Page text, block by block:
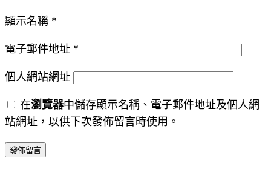
顯示名稱 *
電子郵件地址 *
個人網站網址
在瀏覽器中儲存顯示名稱、電子郵件地址及個人網
站網址，以供下次發佈留言時使用。